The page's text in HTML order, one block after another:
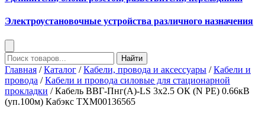
Электроустановочные устройства различного назначения
Найти
Главная /Каталог /Кабели, провода и аксессуары /Кабели и
провода /Кабели и провода силовые для стационарной
прокладки / Кабель ВВГ-Пнг(А)-LS 3х2.5 ОК (N PE) 0.66кВ
(уп.100м) Кабэкс ТХМ00136565